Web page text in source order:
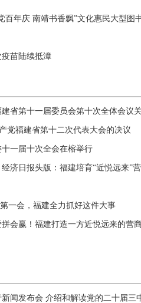
百年庆 南靖书香飘”文化惠民大型图
苗陆续抵漳
省第十一届委员会第十次全体会议
党福建省第十二次代表大会的决议
一届十次全会在榕举行
济日报头版：福建培育“近悦远来”营
一会，福建全力抓好这件大事
会赢！福建打造一方近悦远来的营
闻发布会 介绍和解读党的二十届三